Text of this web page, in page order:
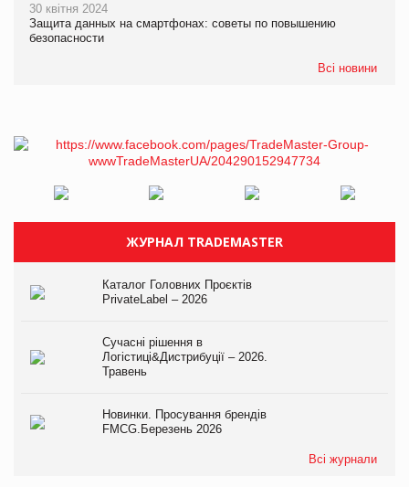
30 квітня 2024
Защита данных на смартфонах: советы по повышению
безопасности
Всі новини
ЖУРНАЛ TRADEMASTER
Каталог Головних Проєктів
PrivateLabel – 2026
Сучасні рішення в
Логістиці&Дистрибуції – 2026.
Травень
Новинки. Просування брендів
FMCG.Березень 2026
Всі журнали